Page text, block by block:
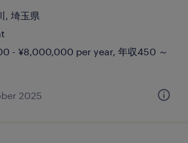
, 埼玉県
- ¥8,000,000 per year, 年収450 ～
2025